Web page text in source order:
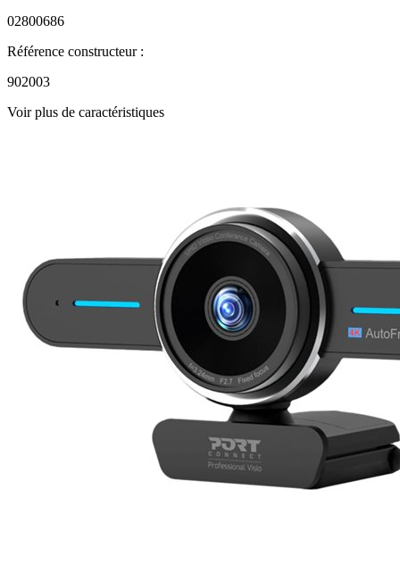
02800686
Référence constructeur :
902003
Voir plus de caractéristiques